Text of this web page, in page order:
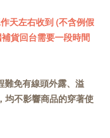
天左右收到 (不含例假
貨回台需要一段時間
難免有線頭外露、溢
均不影響商品的穿著使